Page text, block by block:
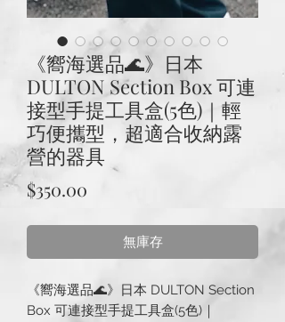
《嚮海選品🌊》日本
DULTON Section Box 可連
接型手提工具盒(5色)｜輕
巧便攜型，超適合收納露
營的器具
$350.00
無庫存
《嚮海選品🌊》日本 DULTON Section
Box 可連接型手提工具盒(5色)｜